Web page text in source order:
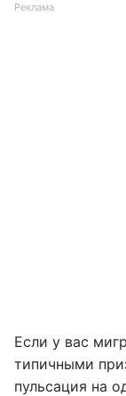
Реклама
Если у вас
типичными
пульсация на